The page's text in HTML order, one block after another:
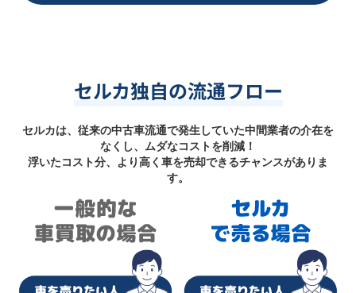
セルカ独自の流通フロー
セルカは、従来の中古車流通で発生していた中間業者の介在を
なくし、ムダなコストを削減！
浮いたコスト分、より高く車を売却できるチャンスがありま
す。